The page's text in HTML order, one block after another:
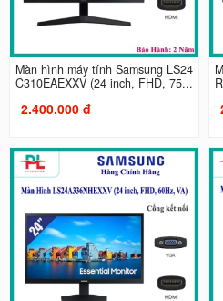
Màn hình máy tính Samsung LS24
C310EAEXXV (24 inch, FHD, 75...
2.400.000 đ